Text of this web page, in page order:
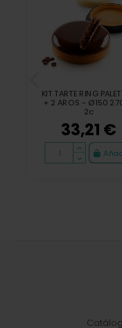
KIT TARTE RING
+ 2 AROS - Ø150
2c
33,21 €